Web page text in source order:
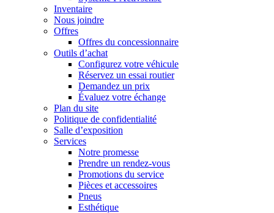
Inventaire
Nous joindre
Offres
Offres du concessionnaire
Outils d’achat
Configurez votre véhicule
Réservez un essai routier
Demandez un prix
Évaluez votre échange
Plan du site
Politique de confidentialité
Salle d’exposition
Services
Notre promesse
Prendre un rendez-vous
Promotions du service
Pièces et accessoires
Pneus
Esthétique